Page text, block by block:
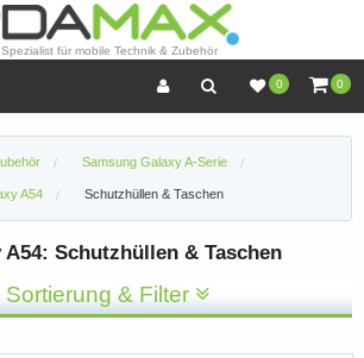
Spezialist für mobile Technik & Zubehör
0 0
Samsung Galaxy A-Serie
A54 Schutzhüllen & Taschen
A54: Schutzhüllen & Taschen
Sortierung & Filter